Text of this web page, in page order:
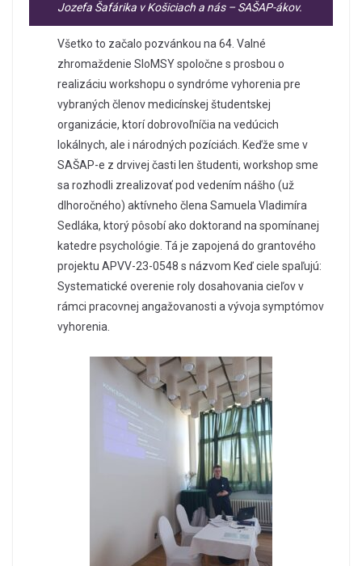
Jozefa Šafárika v Košiciach a nás – SAŠAP-ákov.
Všetko to začalo pozvánkou na 64. Valné
zhromaždenie SloMSY spoločne s prosbou o
realizáciu workshopu o syndróme vyhorenia pre
vybraných členov medicínskej študentskej
organizácie, ktorí dobrovoľníčia na vedúcich
lokálnych, ale i národných pozíciách. Keďže sme v
SAŠAP-e z drvivej časti len študenti, workshop sme
sa rozhodli zrealizovať pod vedením nášho (už
dlhoročného) aktívneho člena Samuela Vladimíra
Sedláka, ktorý pôsobí ako doktorand na spomínanej
katedre psychológie. Tá je zapojená do grantového
projektu APVV-23-0548 s názvom Keď ciele spaľujú:
Systematické overenie roly dosahovania cieľov v
rámci pracovnej angažovanosti a vývoja symptómov
vyhorenia.